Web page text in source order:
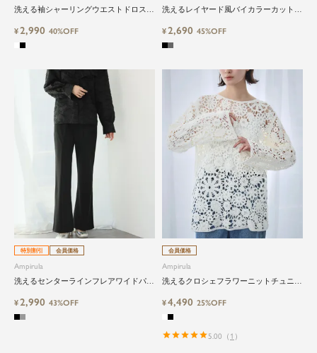
洗える袖シャーリングウエストドロスト
¥2,990 40%OFF
洗えるレイヤード風バイカラーカットソ
¥2,690 45%OFF
特別割引 会員価格
Ampirula
洗えるセンターラインフレアワイドパン
¥2,990 43%OFF
会員価格
Ampirula
洗えるクロシェフラワーニットチュニッ
¥4,490 25%OFF
5.00 （ 1 ）